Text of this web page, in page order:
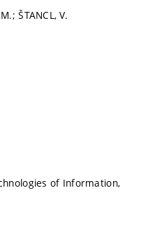
ŠTANCL, V.
of Information,